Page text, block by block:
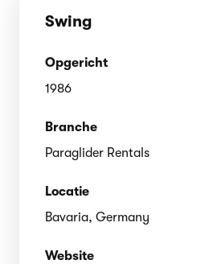
Swing
Opgericht
1986
Branche
Paraglider Rentals
Locatie
Bavaria, Germany
Website